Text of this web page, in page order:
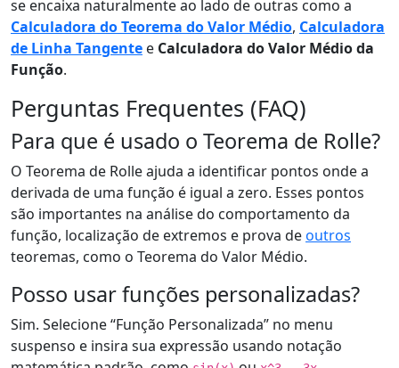
se encaixa naturalmente ao lado de outras como a
Calculadora do Teorema do Valor Médio, Calculadora
de Linha Tangente e Calculadora do Valor Médio da
Função.
Perguntas Frequentes (FAQ)
Para que é usado o Teorema de Rolle?
O Teorema de Rolle ajuda a identificar pontos onde a
derivada de uma função é igual a zero. Esses pontos
são importantes na análise do comportamento da
função, localização de extremos e prova deoutros
teoremas, como o Teorema do Valor Médio.
Posso usar funções personalizadas?
Sim. Selecione “Função Personalizada” no menu
suspenso e insira sua expressão usando notação